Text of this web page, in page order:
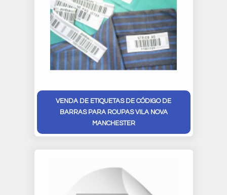
VENDA DE ETIQUETAS DE CÓDIGO DE
BARRAS PARA ROUPAS VILA NOVA
MANCHESTER